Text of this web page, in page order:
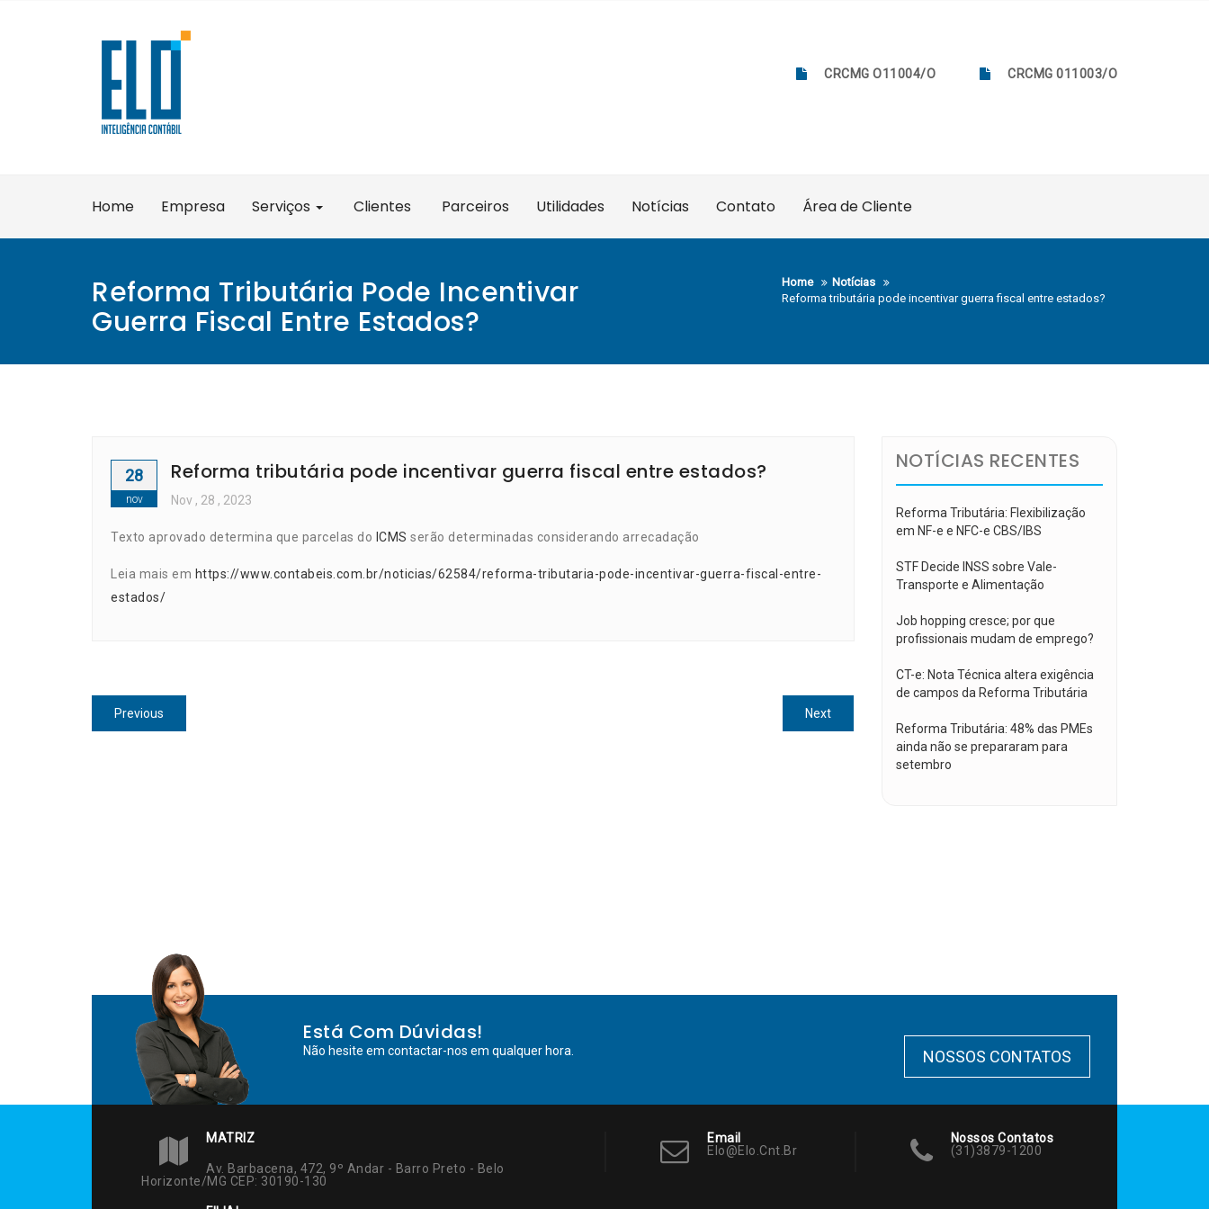
CRCMG O11004/O CRCMG 011003/O
Home Empresa Serviços Clientes Parceiros Utilidades Notícias Contato Área de Cliente
Reforma Tributária Pode Incentivar
Guerra Fiscal Entre Estados?
Home
Notícias
Reforma tributária pode incentivar guerra fiscal entre estados?
28
nov
Reforma tributária pode incentivar guerra fiscal entre estados?
Nov , 28 , 2023
Texto aprovado determina que parcelas do ICMS serão determinadas considerando arrecadação
Leia mais em https://www.contabeis.com.br/noticias/62584/reforma-tributaria-pode-incentivar-guerra-fiscal-entre-
estados/
Navegação
de
Previous
post:
NextNext
post:
NOTÍCIAS RECENTES
Reforma Tributária: Flexibilização
em NF-e e NFC-e CBS/IBS
STF Decide INSS sobre Vale-
Transporte e Alimentação
Job hopping cresce; por que
profissionais mudam de emprego?
CT-e: Nota Técnica altera exigência
de campos da Reforma Tributária
Reforma Tributária: 48% das PMEs
ainda não se prepararam para
setembro
Está Com Dúvidas!
Não hesite em contactar-nos em qualquer hora. NOSSOS CONTATOS
MATRIZ
Av. Barbacena, 472, 9º Andar - Barro Preto - Belo
Horizonte/MG CEP: 30190-130
Email
Elo@elo.cnt.br
Nossos Contatos
(31)3879-1200